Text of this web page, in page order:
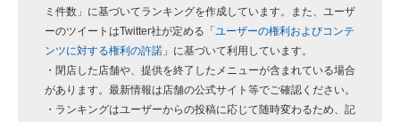
ミ件数」に基づいてランキングを作成しています。また、ユーザ
ーのツイートはTwitter社が定める「 ユーザーの権利およびコンテ
ンツに対する権利の許諾 」に基づいて利用しています。
・閉店した店舗や、提供を終了したメニューが含まれている場合
があります。最新情報は店舗の公式サイト等でご確認ください。
・ランキングはユーザーからの投稿に応じて随時変わるため、記